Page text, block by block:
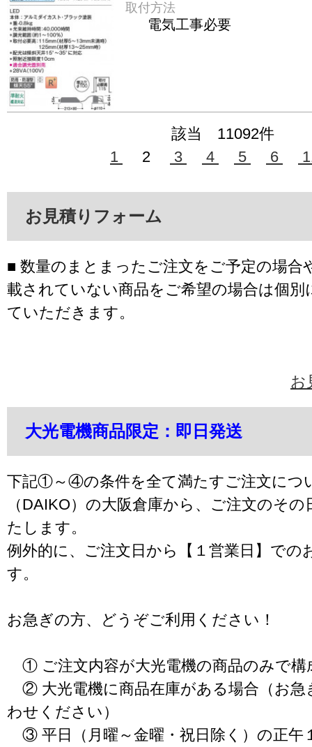
取付方法
電気工事必要
該当 11092件
1
2 3 4 5 6
お見積りフォーム
■ 数量のまとまったご注文をご予定の場合
載されていない商品をご希望の場合は個別
ていただきます。
お
大光電機商品限定：即日発送
下記①～④の条件を全て満たすご注文につ
（DAIKO）の大阪倉庫から、ご注文のそ
たします。
例外的に、ご注文日から【１営業日】での
す。
お急ぎの方、どうぞご利用ください！
① ご注文内容が大光電機の商品のみで構
② 大光電機に商品在庫がある場合（お急
わせください）
③ 平日（月曜～金曜・祝日除く）の正午